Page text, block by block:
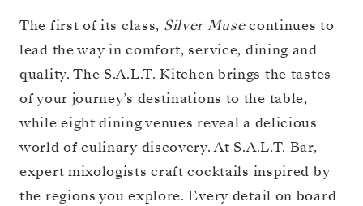
The first of its class, Silver Musecontinues to
lead the way in comfort, service, dining and
quality. The S.A.L.T. Kitchen brings the tastes
of your journey’s destinations to the table,
while eight dining venues reveal a delicious
world of culinary discovery. At S.A.L.T. Bar,
expert mixologists craft cocktails inspired by
the regions you explore. Every detail on board